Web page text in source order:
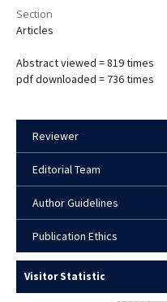
Section
Articles
Abstract viewed = 819 times
pdf downloaded = 736 times
Reviewer
Editorial Team
Author Guidelines
Publication Ethics
Visitor Statistic